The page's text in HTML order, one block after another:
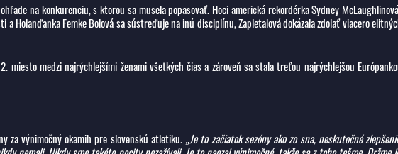
na konkurenciu, s ktorou sa musela popasovať. Hoci americká rekordérka Sydney
Holanďanka Femke Bolová sa sústreďuje na inú disciplínu, Zapletalová dokázala zdolať viacero
miesto medzi najrýchlejšími ženami všetkých čias a zároveň sa stala treťou najrýchlejšou
za výnimočný okamih pre slovenskú atletiku.„Je to začiatok sezóny ako zo sna, neskutočné